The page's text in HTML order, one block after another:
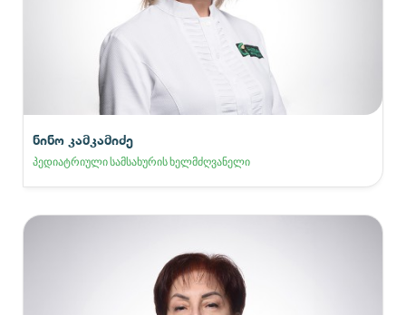
ნინო კამკამიძე
პედიატრიული სამსახურის ხელმძღვანელი